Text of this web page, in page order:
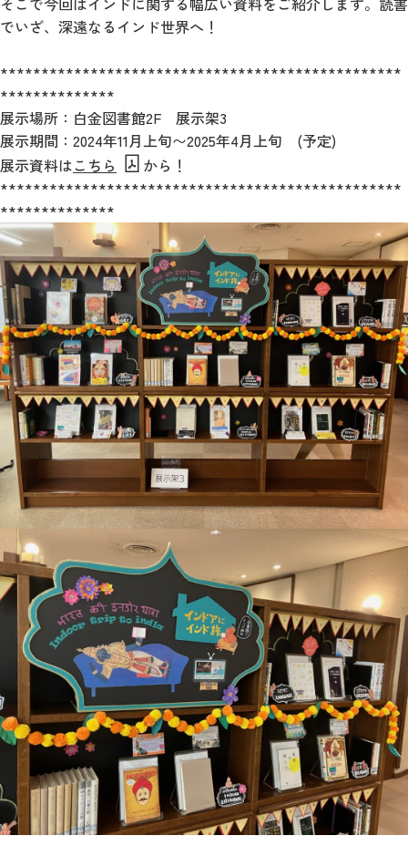
でいざ、深遠なるインド世界へ！
*************************************************
**************
展示場所：白金図書館2F 展示架3
展示期間：2024年11月上旬〜2025年4月上旬 (予定)
展示資料はこちら
から！
*************************************************
**************